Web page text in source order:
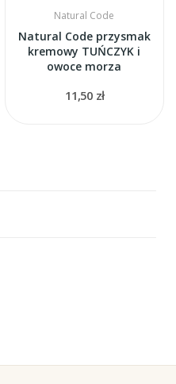
Natural Code
Natural Code przysmak
kremowy TUŃCZYK i
owoce morza
11,50 zł